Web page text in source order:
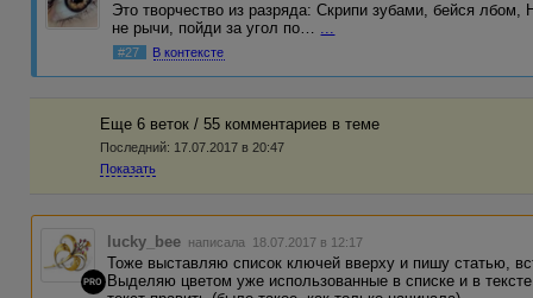
Это творчество из разряда: Скрипи зубами, бейся
не рычи, пойди за угол по… ...
#27 В контексте
Еще 6 веток / 55 комментариев в темe
Последний: 17.07.2017 в 20:47
Показать
PRO
lucky_bee написала 18.07.2017 в 12:17
Тоже выставляю список ключей вверху и пишу статью,
Выделяю цветом уже использованные в списке и в